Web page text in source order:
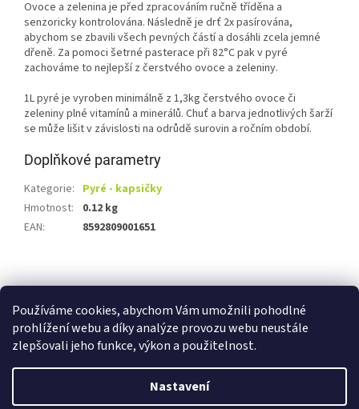
Používáme cookies, abychom Vám umožnili pohodlné
prohlížení webu a díky analýze provozu webu neustále
zlepšovali jeho funkce, výkon a použitelnost.
Nastavení
Ovoce a zelenina je před zpracováním ručně tříděna a
senzoricky kontrolována. Následně je drť 2x pasírována,
abychom se zbavili všech pevných částí a dosáhli zcela jemné
dřeně. Za pomoci šetrné pasterace při 82°C pak v pyré
zachováme to nejlepší z čerstvého ovoce a zeleniny.
1L pyré je vyroben minimálně z 1,3kg čerstvého ovoce či
zeleniny plné vitamínů a minerálů. Chuť a barva jednotlivých šarží
se může lišit v závislosti na odrůdě surovin a ročním období.
Doplňkové parametry
Kategorie: Pyré - kapsičky
Hmotnost:
0.12 kg
EAN: 8592809001651
á